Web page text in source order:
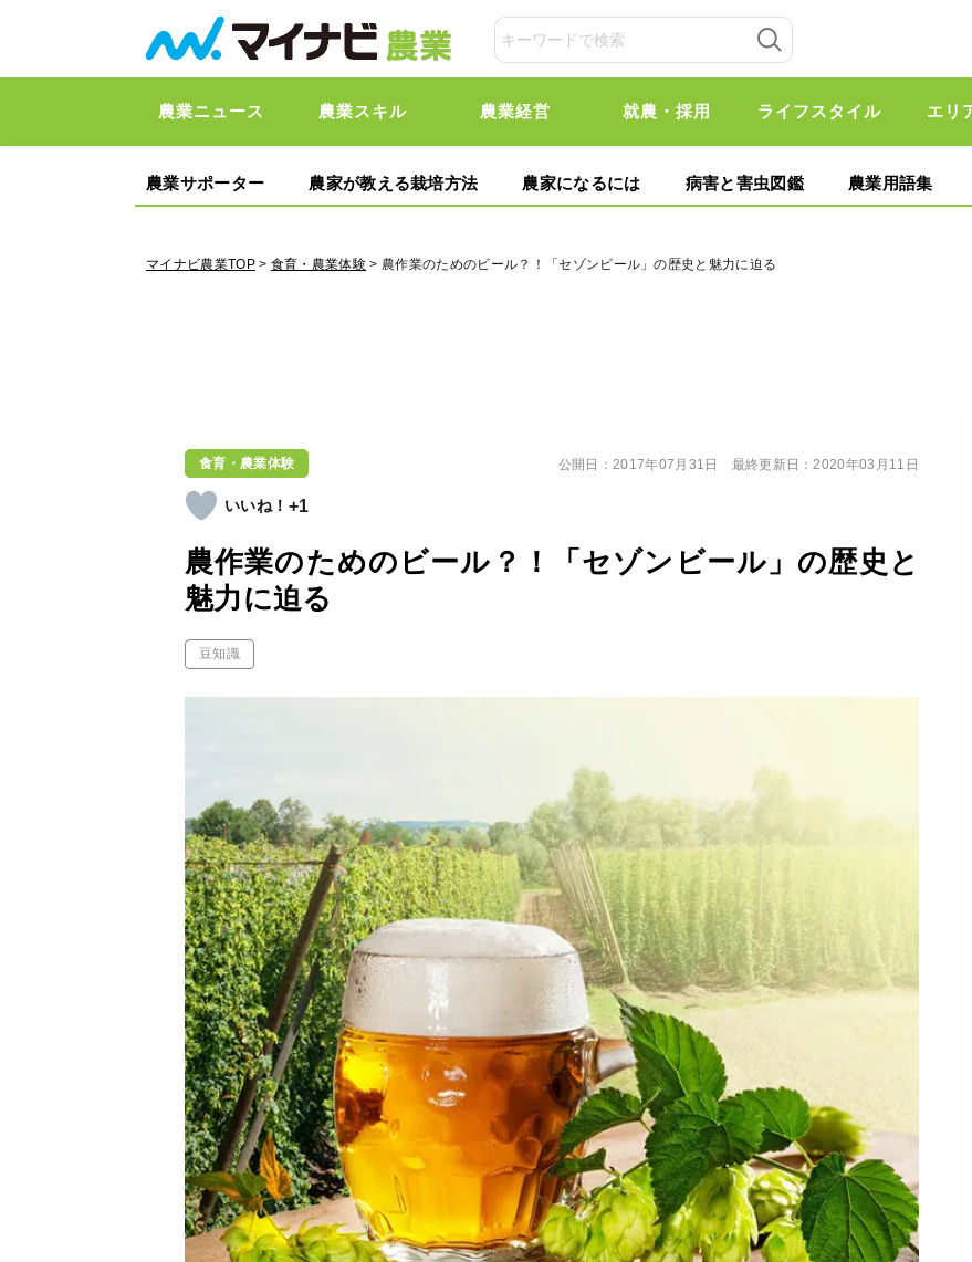
農業ニュース 農業スキル 農業経営 就農・採用 ライフスタイル エリ
農業サポーター 農家が教える栽培方法 農家になるには 病害と害虫図鑑 農業用語集
マイナビ農業TOP> 食育・農業体験 > 農作業のためのビール？！「セゾンビール」の歴史と魅力に迫る
食育・農業体験
+1
農作業のためのビール？！「セゾンビール」の歴史と
魅力に迫る
豆知識
公開日：2017年07月31日 最終更新日：2020年03月11日